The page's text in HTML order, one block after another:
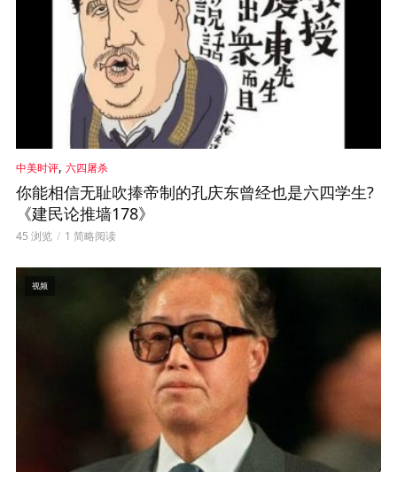
中美时评, 六四屠杀
你能相信无耻吹捧帝制的孔庆东曾经也是六四学生?
《建民论推墙178》
45 浏览 1 简略阅读
视频